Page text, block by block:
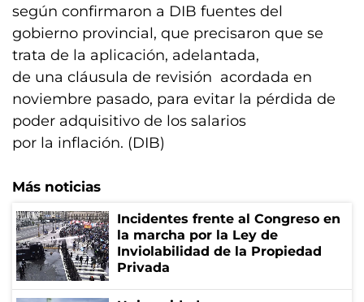
según confirmaron a DIB fuentes del
gobierno provincial, que precisaron que se
trata de la aplicación, adelantada,
de una cláusula de revisión acordada en
noviembre pasado, para evitar la pérdida de
poder adquisitivo de los salarios
por la inflación. (DIB)
Más noticias
Incidentes frente al Congreso en
la marcha por la Ley de
Inviolabilidad de la Propiedad
Privada